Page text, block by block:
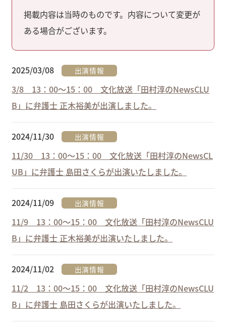
掲載内容は当時のものです。内容について変更が
ある場合がございます。
2025/03/08 出演情報
3/8 13：00～15：00 文化放送「田村淳のNewsCLU
B」に弁護士 正木裕美が出演しました。
2024/11/30 出演情報
11/30 13：00～15：00 文化放送「田村淳のNewsCL
UB」に弁護士 島田さくらが出演いたしました。
2024/11/09 出演情報
11/9 13：00～15：00 文化放送「田村淳のNewsCLU
B」に弁護士 正木裕美が出演いたしました。
2024/11/02 出演情報
11/2 13：00～15：00 文化放送「田村淳のNewsCLU
B」に弁護士 島田さくらが出演いたしました。